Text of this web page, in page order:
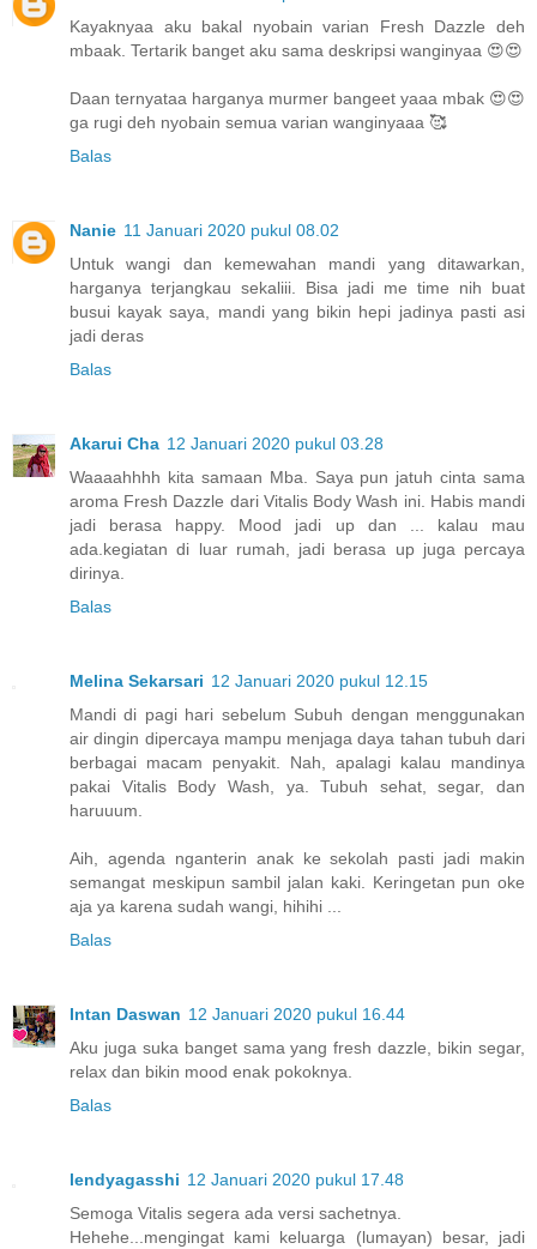
Kayaknyaa aku bakal nyobain varian Fresh Dazzle deh
mbaak. Tertarik banget aku sama deskripsi wanginyaa 😍😍
Daan ternyataa harganya murmer bangeet yaaa mbak 😍😍
ga rugi deh nyobain semua varian wanginyaaa 🥰
Balas
Nanie 11 Januari 2020 pukul 08.02
Untuk wangi dan kemewahan mandi yang ditawarkan,
harganya terjangkau sekaliii. Bisa jadi me time nih buat
busui kayak saya, mandi yang bikin hepi jadinya pasti asi
jadi deras
Balas
Akarui Cha 12 Januari 2020 pukul 03.28
Waaaahhhh kita samaan Mba. Saya pun jatuh cinta sama
aroma Fresh Dazzle dari Vitalis Body Wash ini. Habis mandi
jadi berasa happy. Mood jadi up dan ... kalau mau
ada.kegiatan di luar rumah, jadi berasa up juga percaya
dirinya.
Balas
Melina Sekarsari 12 Januari 2020 pukul 12.15
Mandi di pagi hari sebelum Subuh dengan menggunakan
air dingin dipercaya mampu menjaga daya tahan tubuh dari
berbagai macam penyakit. Nah, apalagi kalau mandinya
pakai Vitalis Body Wash, ya. Tubuh sehat, segar, dan
haruuum.
Aih, agenda nganterin anak ke sekolah pasti jadi makin
semangat meskipun sambil jalan kaki. Keringetan pun oke
aja ya karena sudah wangi, hihihi ...
Balas
Intan Daswan 12 Januari 2020 pukul 16.44
Aku juga suka banget sama yang fresh dazzle, bikin segar,
relax dan bikin mood enak pokoknya.
Balas
lendyagasshi 12 Januari 2020 pukul 17.48
Semoga Vitalis segera ada versi sachetnya.
Hehehe...mengingat kami keluarga (lumayan) besar, jadi